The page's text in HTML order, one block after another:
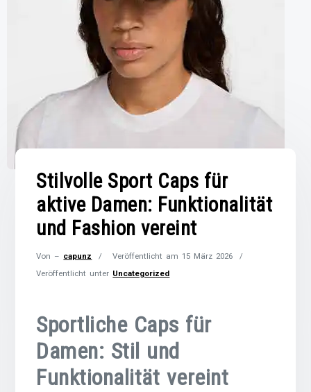
Stilvolle Sport Caps für
aktive Damen: Funktionalität
und Fashion vereint
Von – capunz Veröffentlicht am15 März 2026
Veröffentlicht unter Uncategorized
Sportliche Caps für
Damen: Stil und
Funktionalität vereint